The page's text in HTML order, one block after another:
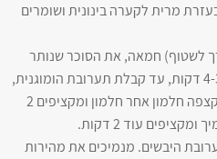
מרית לקערה בינונית ושומרים
לשטוף) חמאה, את הסוכר שנותר
(100 גרם) וגרידת ליים ומקציפים 4-3 דקות, עד קבלת תערובת הומוגנית,
תפוחה מעט. מוסיפים תוך כדי ההקצפה חלמון אחר חלמון ומקציפים 2
עוד 2 דקות.
היבשים. מנמיכים את מהירות